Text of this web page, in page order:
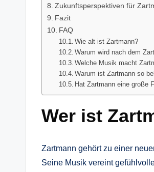
Zukunftsperspektiven für
Fazit
FAQ
Wie alt ist Zartmann?
Warum wird nach dem
Welche Musik macht
Warum ist Zartmann so
Hat Zartmann eine große
Wer ist
Zartmann gehört zu einer
Seine Musik vereint